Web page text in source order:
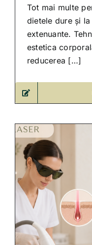
Tot mai multe
dietele dure și
extenuante.
estetica
reducerea […]